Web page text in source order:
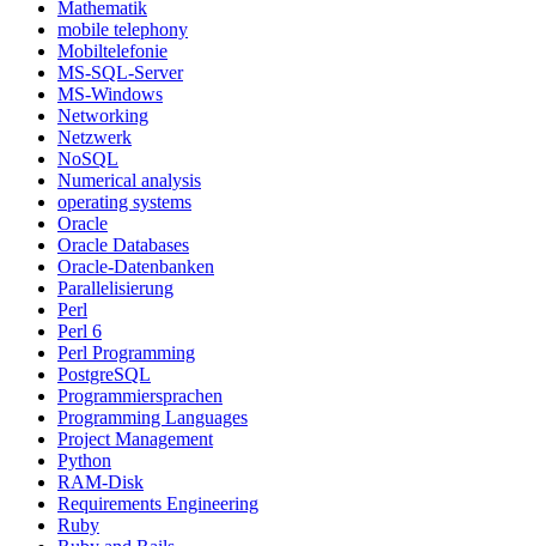
Mathematik
mobile telephony
Mobiltelefonie
MS-SQL-Server
MS-Windows
Networking
Netzwerk
NoSQL
Numerical analysis
operating systems
Oracle
Oracle Databases
Oracle-Datenbanken
Parallelisierung
Perl
Perl 6
Perl Programming
PostgreSQL
Programmiersprachen
Programming Languages
Project Management
Python
RAM-Disk
Requirements Engineering
Ruby